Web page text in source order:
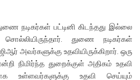
நடிகர்கள் பட்டினி கிடந்தது இல்லை
துணை நடிகர்கள்
அவர்களுக்கு உதவியிருக்கிறார். ஒரு
நிமிர்ந்த துறைக்குள் அதிகம் உதவி
உள்ளவர்களுக்கு உதவி செய்யும்